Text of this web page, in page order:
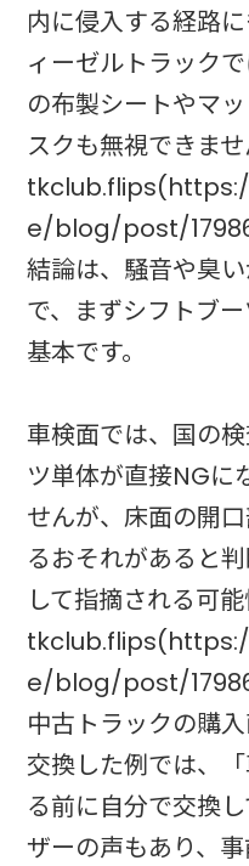
内に侵入する経路
ィーゼルトラック
の布製シートやマ
スクも無視できませ
e/blog/post/
結論は、騒音や臭
で、まずシフトブ
基本です。
車検面では、国の
ツ単体が直接NGに
せんが、床面の開
るおそれがあると
して指摘される可能
e/blog/post/
中古トラックの購
交換した例では、
る前に自分で交換
ザーの声もあり、